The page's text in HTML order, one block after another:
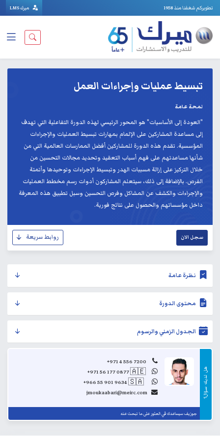
تطويركم شغفنا منذ 1958 ميرك LMS
تبسيط عمليات وإجراءات العمل
لمحة عامة
"العودة إلى الأساسيات" هو المحور الرئيسي لهذه الدورة التفاعلية التي تهدف
إلى مساعدة المشاركين على الإلمام بمهارات تبسيط العمليات والإجراءات
المؤسسية. تقدم هذه الدورة للمشاركين أفضل الممارسات العالمية التي من
شأنها مساعدتهم على فهم أسباب التعقيد وتحديد مجالات التحسين من
خلال التركيز على إزالة مسببات الهدر وتبسيط الإجراءات وتوحيدها وأتمتة
الفرص. بالإضافة إلى ذلك، سيتعلم المشاركون أدوات رسم مخطط العمليات
والإجراءات والكشف عن المشاكل وفرص التحسين وسبل تطبيق هذه المعرفة
داخل مؤسساتهم والحصول على نتائج فورية.
روابط سريعة سجل الان
نظرة عامة
محتوى الدورة
الجدول الزمني والرسوم
هل
لديك
سؤال؟
+971 4 556 7200
+971 56 177 0877🇦🇪
+966 55 901 9634🇸🇦
jmoukaabari@meirc.com
جوزيف سيساعدك في العثور على ما تبحث عنه